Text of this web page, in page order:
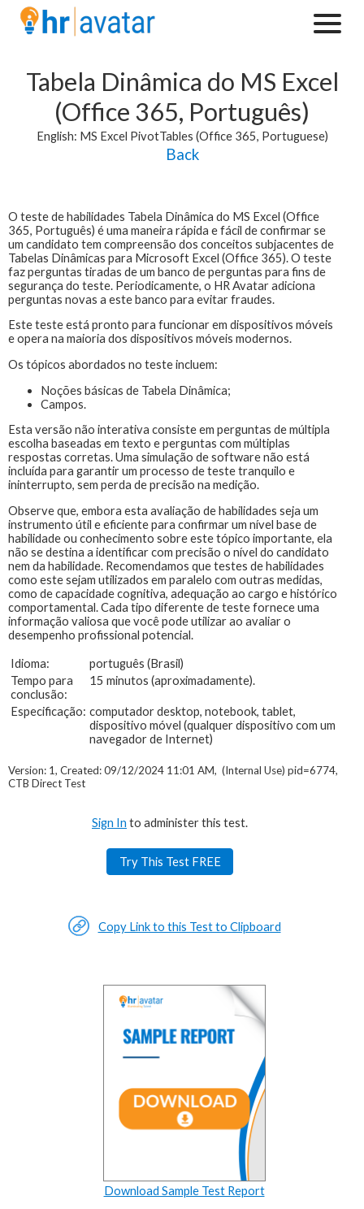
Tabela Dinâmica do MS Excel
(Office 365, Português)
English: MS Excel PivotTables (Office 365, Portuguese)
Back
O teste de habilidades Tabela Dinâmica do MS Excel (Office
365, Português) é uma maneira rápida e fácil de confirmar se
um candidato tem compreensão dos conceitos subjacentes de
Tabelas Dinâmicas para Microsoft Excel (Office 365). O teste
faz perguntas tiradas de um banco de perguntas para fins de
segurança do teste. Periodicamente, o HR Avatar adiciona
perguntas novas a este banco para evitar fraudes.
Este teste está pronto para funcionar em dispositivos móveis
e opera na maioria dos dispositivos móveis modernos.
Os tópicos abordados no teste incluem:
Noções básicas de Tabela Dinâmica;
Campos.
Esta versão não interativa consiste em perguntas de múltipla
escolha baseadas em texto e perguntas com múltiplas
respostas corretas. Uma simulação de software não está
incluída para garantir um processo de teste tranquilo e
ininterrupto, sem perda de precisão na medição.
Observe que, embora esta avaliação de habilidades seja um
instrumento útil e eficiente para confirmar um nível base de
habilidade ou conhecimento sobre este tópico importante, ela
não se destina a identificar com precisão o nível do candidato
nem da habilidade. Recomendamos que testes de habilidades
como este sejam utilizados em paralelo com outras medidas,
como de capacidade cognitiva, adequação ao cargo e histórico
comportamental. Cada tipo diferente de teste fornece uma
informação valiosa que você pode utilizar ao avaliar o
desempenho profissional potencial.
Idioma:
português (Brasil)
Tempo para
conclusão:
15 minutos (aproximadamente).
Especificação: computador desktop, notebook, tablet,
dispositivo móvel (qualquer dispositivo com um
navegador de Internet)
Version: 1, Created: 09/12/2024 11:01 AM, (Internal Use) pid=6774,
CTB Direct Test
Sign In to administer this test.
Try This Test FREE
Copy Link to this Test to Clipboard
Download Sample Test Report